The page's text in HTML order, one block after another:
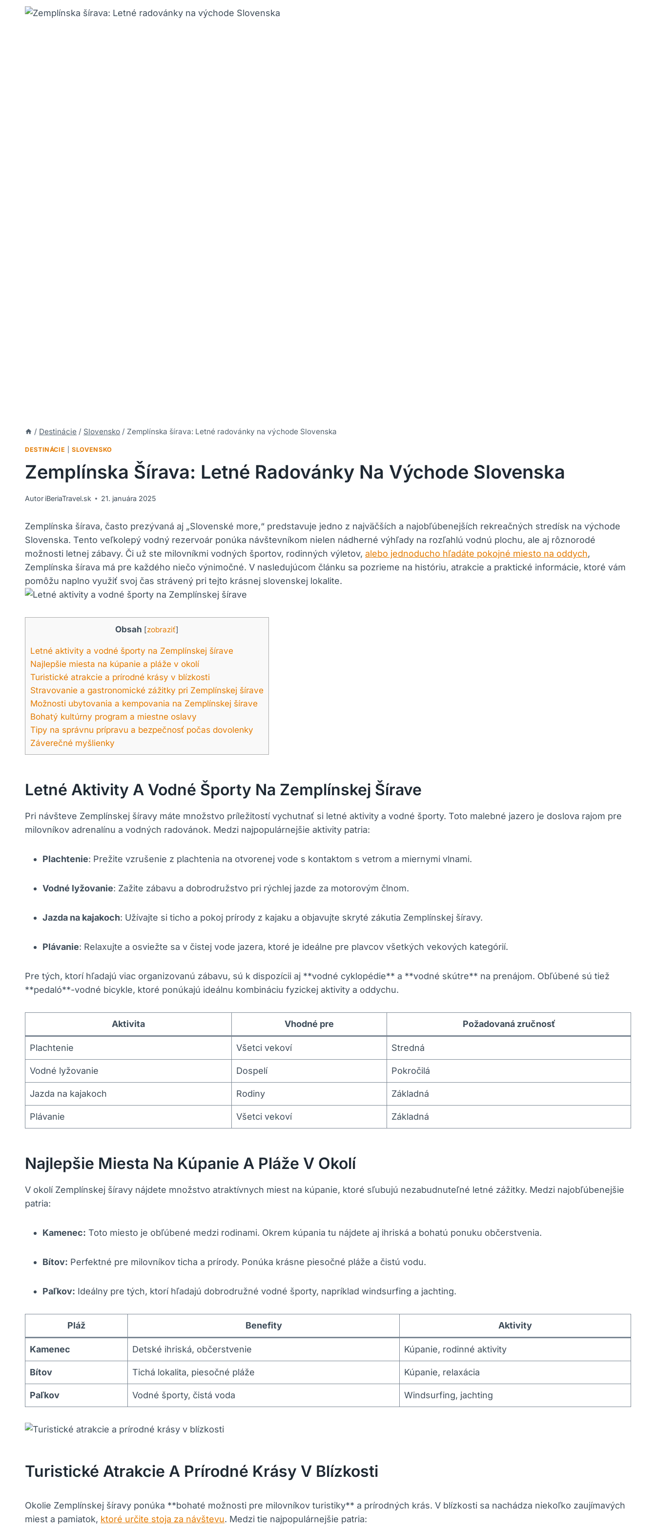
/ Destinácie / Slovensko / Zemplínska šírava: Letné radovánky na východe Slovenska
DESTINÁCIE |SLOVENSKO
Zemplínska Šírava: Letné Radovánky Na Východe Slovenska
Autor iBeriaTravel.sk 21. januára 2025
Zemplínska šírava, často prezývaná aj „Slovenské more,“ predstavuje jedno z najväčších a najobľúbenejších rekreačných stredísk na východe
Slovenska. Tento veľkolepý vodný rezervoár ponúka návštevníkom nielen nádherné výhľady na rozľahlú vodnú plochu, ale aj rôznorodé
možnosti letnej zábavy. Či už ste milovníkmi vodných športov, rodinných výletov, alebo jednoducho hľadáte pokojné miesto na oddych,
Zemplínska šírava má pre každého niečo výnimočné. V nasledujúcom článku sa pozrieme na históriu, atrakcie a praktické informácie, ktoré vám
pomôžu naplno využiť svoj čas strávený pri tejto krásnej slovenskej lokalite.
Obsah [zobraziť]
Letné aktivity a vodné športy na Zemplínskej šírave
Najlepšie miesta na kúpanie a pláže v okolí
Turistické atrakcie a prírodné krásy v blízkosti
Stravovanie a gastronomické zážitky pri Zemplínskej šírave
Možnosti ubytovania a kempovania na Zemplínskej šírave
Bohatý kultúrny program a miestne oslavy
Tipy na správnu prípravu a bezpečnosť počas dovolenky
Záverečné myšlienky
Letné Aktivity A Vodné Športy Na Zemplínskej Šírave
Pri návšteve Zemplínskej šíravy máte množstvo príležitostí vychutnať si letné aktivity a vodné športy. Toto malebné jazero je doslova rajom pre
milovníkov adrenalínu a vodných radovánok. Medzi najpopulárnejšie aktivity patria:
Plachtenie: Prežite vzrušenie z plachtenia na otvorenej vode s kontaktom s vetrom a miernymi vlnami.
Vodné lyžovanie: Zažite zábavu a dobrodružstvo pri rýchlej jazde za motorovým člnom.
Jazda na kajakoch: Užívajte si ticho a pokoj prírody z kajaku a objavujte skryté zákutia Zemplínskej šíravy.
Plávanie: Relaxujte a osviežte sa v čistej vode jazera, ktoré je ideálne pre plavcov všetkých vekových kategórií.
Pre tých, ktorí hľadajú viac organizovanú zábavu, sú k dispozícii aj **vodné cyklopédie** a **vodné skútre** na prenájom. Obľúbené sú tiež
**pedaló**-vodné bicykle, ktoré ponúkajú ideálnu kombináciu fyzickej aktivity a oddychu.
Aktivita Vhodné pre Požadovaná zručnosť
Plachtenie Všetci vekoví Stredná
Vodné lyžovanie Dospelí Pokročilá
Jazda na kajakoch Rodiny Základná
Plávanie Všetci vekoví Základná
Najlepšie Miesta Na Kúpanie A Pláže V Okolí
V okolí Zemplínskej šíravy nájdete množstvo atraktívnych miest na kúpanie, ktoré sľubujú nezabudnuteľné letné zážitky. Medzi najobľúbenejšie
patria:
Kamenec: Toto miesto je obľúbené medzi rodinami. Okrem kúpania tu nájdete aj ihriská a bohatú ponuku občerstvenia.
Bítov: Perfektné pre milovníkov ticha a prírody. Ponúka krásne piesočné pláže a čistú vodu.
Paľkov: Ideálny pre tých, ktorí hľadajú dobrodružné vodné športy, napríklad windsurfing a jachting.
Pláž Benefity Aktivity
Kamenec Detské ihriská, občerstvenie Kúpanie, rodinné aktivity
Bítov Tichá lokalita, piesočné pláže Kúpanie, relaxácia
Paľkov Vodné športy, čistá voda Windsurfing, jachting
Turistické Atrakcie A Prírodné Krásy V Blízkosti
Okolie Zemplínskej šíravy ponúka **bohaté možnosti pre milovníkov turistiky** a prírodných krás. V blízkosti sa nachádza niekoľko zaujímavých
miest a pamiatok, ktoré určite stoja za návštevu. Medzi tie najpopulárnejšie patria: